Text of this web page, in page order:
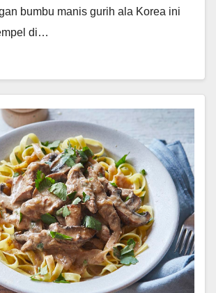
bumbu manis gurih ala Korea ini
di…